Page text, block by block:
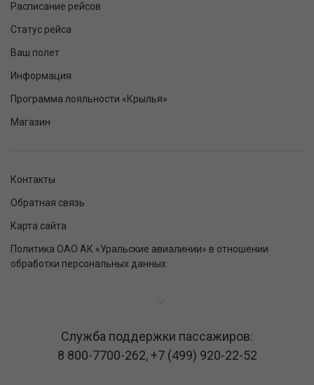
Расписание рейсов
Статус рейса
Ваш полет
Информация
Программа лояльности «Крылья»
Магазин
Контакты
Обратная связь
Карта сайта
Политика ОАО АК «Уральские авиалинии» в отношении
обработки персональных данных
Служба поддержки пассажиров:
8 800-7700-262,+7 (499) 920-22-52